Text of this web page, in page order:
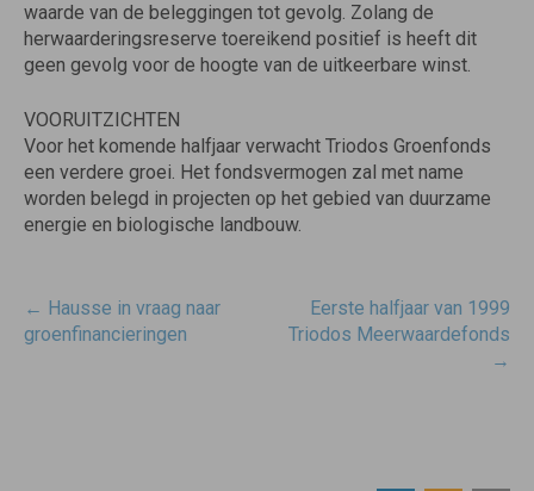
waarde van de beleggingen tot gevolg. Zolang de
herwaarderingsreserve toereikend positief is heeft dit
geen gevolg voor de hoogte van de uitkeerbare winst.
VOORUITZICHTEN
Voor het komende halfjaar verwacht Triodos Groenfonds
een verdere groei. Het fondsvermogen zal met name
worden belegd in projecten op het gebied van duurzame
energie en biologische landbouw.
Post
navigatie
← Hausse in vraag naar
groenfinancieringen
Eerste halfjaar van 1999
Triodos Meerwaardefonds
→